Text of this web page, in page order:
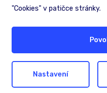
"Cookies" v patičce stránky.
Nastavení